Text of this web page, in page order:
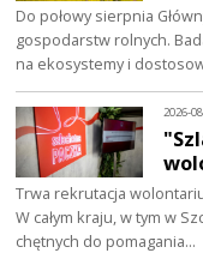
Do połowy sierpnia
gospodarstw rolnych.
na ekosystemy i
2026-
Trwa rekrutacja
W całym kraju, w tym w
chętnych do pomagania…